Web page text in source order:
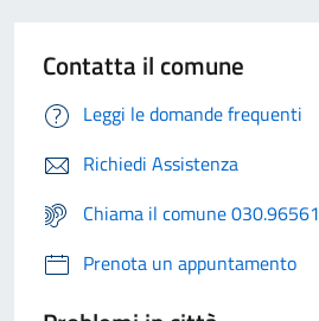
Contatta il comune
Leggi le domande frequenti
Richiedi Assistenza
Chiama il comune 030.96561
Prenota un appuntamento